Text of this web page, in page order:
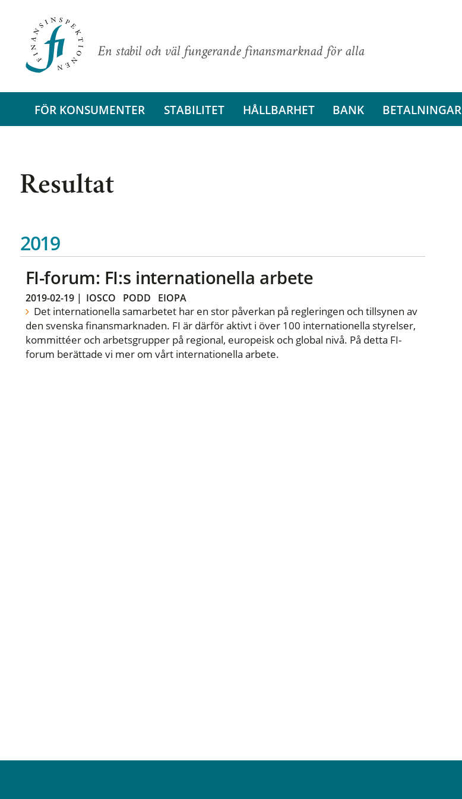
En stabil och väl fungerande finansmarknad för alla
FÖR KONSUMENTER STABILITET HÅLLBARHET BANK BETALNINGAR
Resultat
2019
FI-forum: FI:s internationella arbete
2019-02-19| IOSCO PODD EIOPA
Det internationella samarbetet har en stor påverkan på regleringen och tillsynen av
den svenska finansmarknaden. FI är därför aktivt i över 100 internationella styrelser,
kommittéer och arbetsgrupper på regional, europeisk och global nivå. På detta FI-
forum berättade vi mer om vårt internationella arbete.